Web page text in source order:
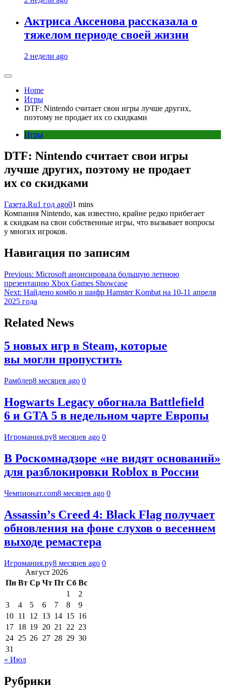
Актриса Аксенова рассказала о
тяжелом периоде своей жизни
2 недели ago
Home
Игры
DTF: Nintendo считает свои игры лучше других,
поэтому не продает их со скидками
Игры
DTF: Nintendo считает свои игры
лучше других, поэтому не продает
их со скидками
Газета.Ru1 год ago01 mins
Компания Nintendo, как известно, крайне редко прибегает
к скидкам на свои собственные игры, что вызывает вопросы
у многих игроков.
Навигация по записям
Previous: Microsoft анонсировала большую летнюю
презентацию Xbox Games Showcase
Next: Найдено комбо и шифр Hamster Kombat на 10-11 апреля
2025 года
Related News
5 новых игр в Steam, которые
вы могли пропустить
Рамблер8 месяцев ago 0
Hogwarts Legacy обогнала Battlefield
6 и GTA 5 в недельном чарте Европы
Игромания.ру8 месяцев ago 0
В Роскомнадзоре «не видят оснований»
для разблокировки Roblox в России
Чемпионат.com8 месяцев ago 0
Assassinʼs Creed 4: Black Flag получает
обновления на фоне слухов о весеннем
выходе ремастера
Игромания.ру8 месяцев ago 0
Август 2026
Пн Вт Ср Чт Пт Сб Вс
1
2
3
4 5 6 7 8
9
10 11 12 13 14 15 16
17 18 19 20 21 22 23
24 25 26 27 28 29 30
31
« Июл
Рубрики